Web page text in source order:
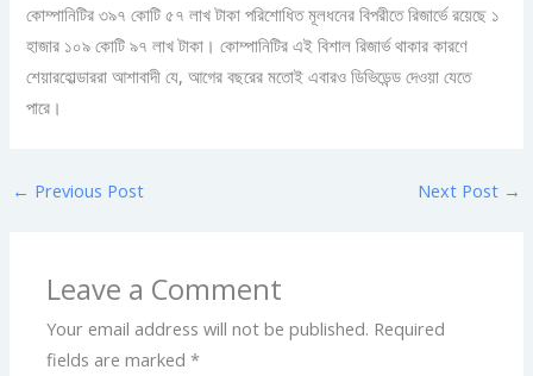
কোম্পানিটির ৩৯৭ কোটি ৫৭ লাখ টাকা পরিশোধিত মূলধনের বিপরীতে রিজার্ভে রয়েছে ১
হাজার ১০৯ কোটি ৯৭ লাখ টাকা। কোম্পানিটির এই বিশাল রিজার্ভ থাকার কারণে
শেয়ারহোল্ডাররা আশাবাদী যে, আগের বছরের মতোই এবারও ডিভিডেন্ড দেওয়া যেতে
পারে।
← Previous Post Next Post →
Leave a Comment
Your email address will not be published. Required
fields are marked*